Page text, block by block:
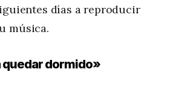
días a reproducir
música.
quedar dormido»